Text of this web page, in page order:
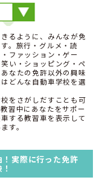
るように、みんなが免
。旅行・グルメ・読
ファッション・ゲー
い・ショッピング・ペ
なたの免許以外の興味
どんな自動車学校を選
をさがしだすことも可
習中にあなたをサポー
する教習車を表示して
す。
実際に行った免許